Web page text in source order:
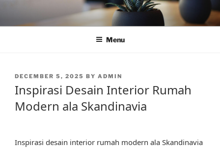
content
Menu
POSTED
DECEMBER 5, 2025 BY ADMIN
Inspirasi Desain Interior Rumah
Modern ala Skandinavia
Inspirasi desain interior rumah modern ala Skandinavia